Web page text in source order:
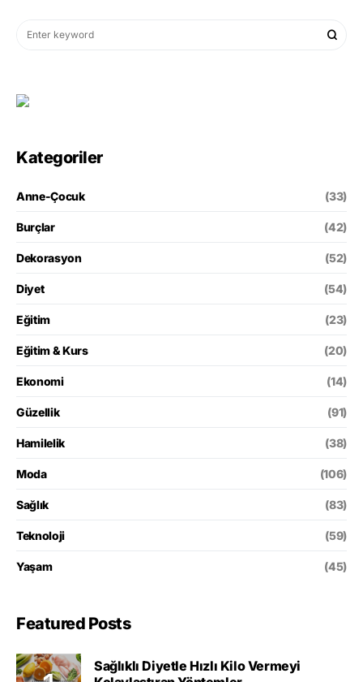
Kategoriler
Anne-Çocuk (33)
Burçlar (42)
Dekorasyon (52)
Diyet (54)
Eğitim (23)
Eğitim & Kurs (20)
Ekonomi (14)
Güzellik (91)
Hamilelik (38)
Moda (106)
Sağlık (83)
Teknoloji (59)
Yaşam (45)
Featured Posts
Sağlıklı Diyetle Hızlı Kilo Vermeyi